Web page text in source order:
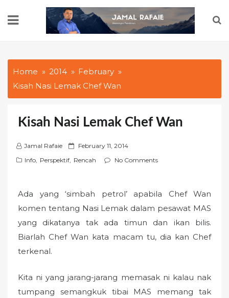
Home 2014
February
Kisah Nasi Lemak Chef Wan
Kisah Nasi Lemak Chef Wan
Jamal Rafaie
P
o
e
d
February 11, 2014
Info, Perspektif, Rencah No Comments
Ada yang ‘simbah petrol’ apabila Chef Wan
komen tentang Nasi Lemak dalam pesawat MAS
yang dikatanya tak ada timun dan ikan bilis.
Biarlah Chef Wan kata macam tu, dia kan Chef
terkenal.
Kita ni yang jarang-jarang memasak ni kalau nak
tumpang semangkuk tibai MAS memang tak